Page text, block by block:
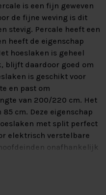
is een fijn geweven
de fijne weving is dit
stevig. Percale heeft een
heeft de eigenschap
hoeslaken is geheel
blijft daardoor goed om
is geschikt voor
en past om
van 200/220 cm. Het
cm. Deze eigenschap
met split perfect
elektrisch verstelbare
onafhankelijk